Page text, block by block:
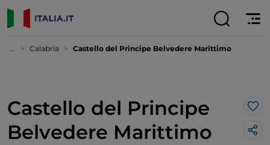
... Calabria Castello del Principe Belvedere Marittimo
Castello del Principe
Belvedere Marittimo